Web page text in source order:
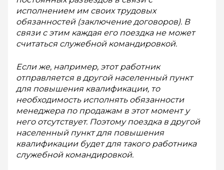
исполнением им своих трудовых
обязанностей (заключение договоров). В
связи с этим каждая его поездка не может
считаться служебной командировкой.
Если же, например, этот работник
отправляется в другой населенный пункт
для повышения квалификации, то
необходимость исполнять обязанности
менеджера по продажам в этот момент у
него отсутствует. Поэтому поездка в другой
населенный пункт для повышения
квалификации будет для такого работника
служебной командировкой.